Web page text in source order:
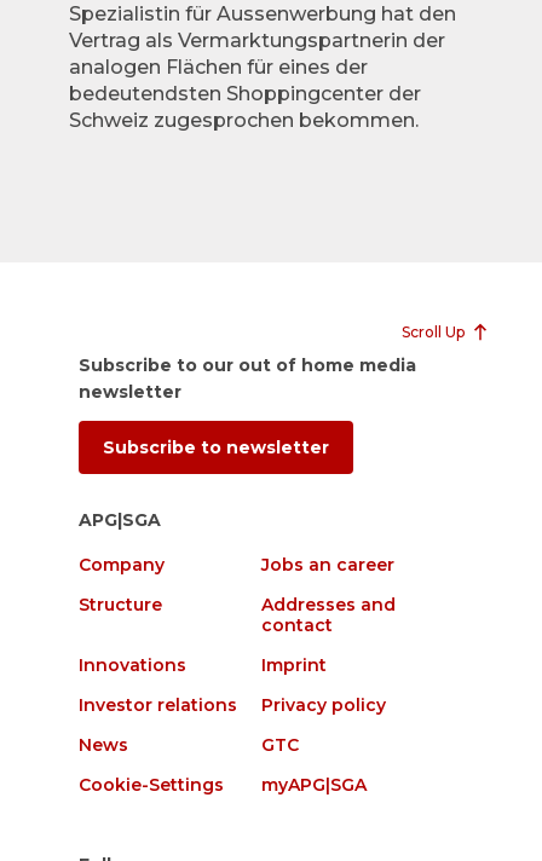
Spezialistin für Aussenwerbung hat den
Vertrag als Vermarktungspartnerin der
analogen Flächen für eines der
bedeutendsten Shoppingcenter der
Schweiz zugesprochen bekommen.
Scroll Up
Subscribe to our out of home media
newsletter
Subscribe to newsletter
APG|SGA
Company
Jobs an career
Structure
Addresses and
contact
Innovations
Imprint
Investor relations
Privacy policy
News
GTC
Cookie-Settings
myAPG|SGA